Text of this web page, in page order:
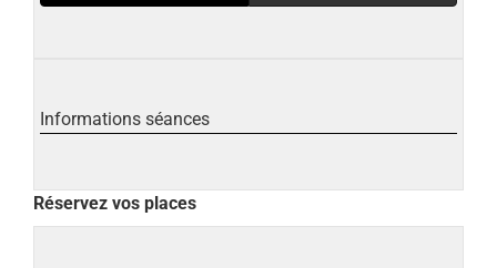
Informations séances
Réservez vos places